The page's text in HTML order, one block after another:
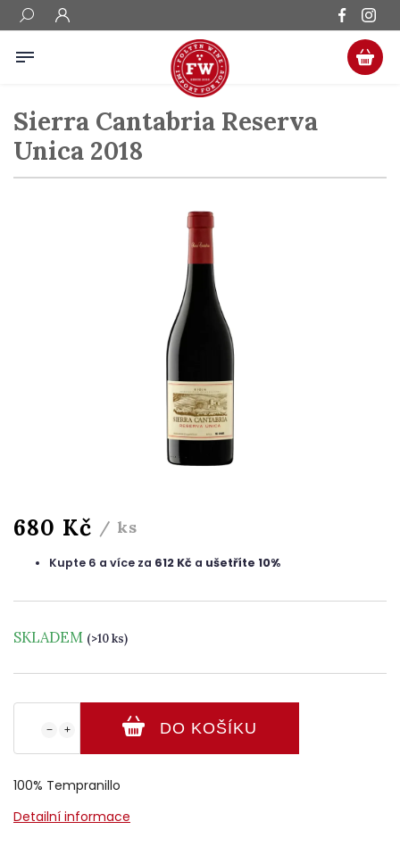
Sierra Cantabria Reserva
Unica 2018
680 Kč / ks
Kupte 6 a více za 612 Kč a ušetříte 10%
SKLADEM (>10 ks)
+
− DO KOŠÍKU
100% Tempranillo
Detailní informace